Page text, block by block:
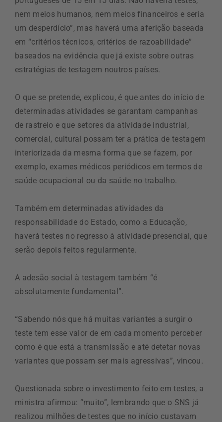
nem meios humanos, nem meios financeiros e seria
um desperdício”, mas haverá uma aferição baseada
em “critérios técnicos, critérios de razoabilidade”
baseados na evidência que já existe sobre outras
estratégias de testagem noutros países.
O que se pretende, explicou, é que antes do início de
determinadas atividades se garantam campanhas
de rastreio e que setores da atividade industrial,
comercial, cultural possam ter a prática de testagem
interiorizada da mesma forma que se fazem, por
exemplo, exames médicos periódicos em termos de
saúde ocupacional ou da saúde no trabalho.
Também em determinadas atividades da
responsabilidade do Estado, como a Educação,
haverá testes no regresso à atividade presencial, que
serão depois feitos regularmente.
A adesão social à testagem também “é
absolutamente fundamental”.
“Sabendo nós que há muitas variantes a surgir o
teste tem esse valor de em cada momento perceber
como é que está a transmissão e até detetar novas
variantes que possam ser mais agressivas”, vincou.
Questionada sobre o investimento feito em testes, a
ministra afirmou: “muito”, lembrando que o SNS já
realizou milhões de testes que no início custavam